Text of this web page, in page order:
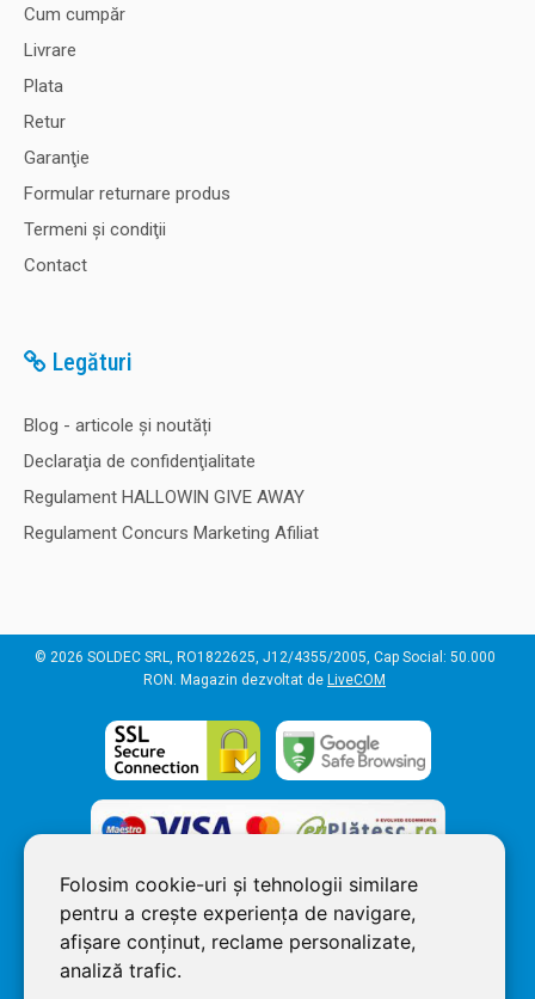
Folosim cookie-uri și tehnologii similare
pentru a crește experiența de navigare,
afișare conținut, reclame personalizate,
analiză trafic.
Cum cumpăr
Livrare
Plata
Retur
Garanţie
Formular returnare produs
Termeni şi condiţii
Contact
Legături
Blog - articole și noutăți
Declaraţia de confidenţialitate
Regulament HALLOWIN GIVE AWAY
Regulament Concurs Marketing Afiliat
© 2026 SOLDEC SRL, RO1822625, J12/4355/2005, Cap Social: 50.000
RON. Magazin dezvoltat de LiveCOM